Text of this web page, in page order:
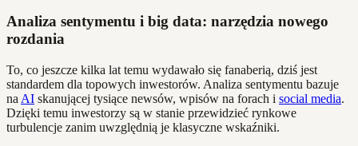
Analiza sentymentu i big data: narzędzia nowego
rozdania
To, co jeszcze kilka lat temu wydawało się fanaberią, dziś jest
standardem dla topowych inwestorów. Analiza sentymentu bazuje
na AI skanującej tysiące newsów, wpisów na forach i social media.
Dzięki temu inwestorzy są w stanie przewidzieć rynkowe
turbulencje zanim uwzględnią je klasyczne wskaźniki.